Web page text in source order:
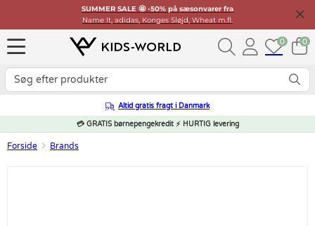
SUMMER SALE 🤩 -50% på sæsonvarer fra
Name It, adidas, Konges Sløjd, Wheat m.fl.
0 0
Altid gratis fragt i Danmark
💳 GRATIS børnepengekredit ⚡ HURTIG levering
Forside Brands